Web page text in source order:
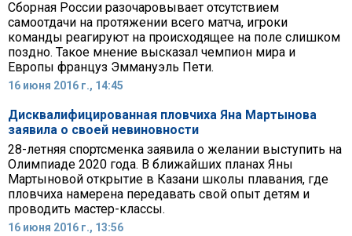
Сборная России разочаровывает отсутствием
самоотдачи на протяжении всего матча, игроки
команды реагируют на происходящее на поле слишком
поздно. Такое мнение высказал чемпион мира и
Европы француз Эммануэль Пети.
16 июня 2016 г., 14:45
Дисквалифицированная пловчиха Яна Мартынова
заявила о своей невиновности
28-летняя спортсменка заявила о желании выступить на
Олимпиаде 2020 года. В ближайших планах Яны
Мартыновой открытие в Казани школы плавания, где
пловчиха намерена передавать свой опыт детям и
проводить мастер-классы.
16 июня 2016 г., 13:56